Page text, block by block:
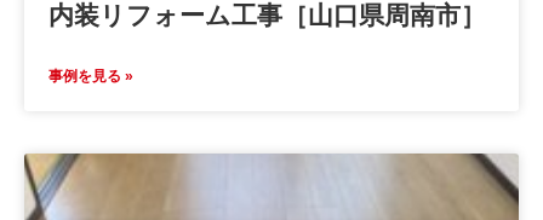
内装リフォーム工事［山口県周南市］
事例を見る »